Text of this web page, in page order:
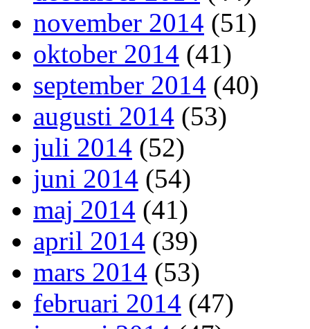
november 2014 (51)
oktober 2014 (41)
september 2014 (40)
augusti 2014 (53)
juli 2014 (52)
juni 2014 (54)
maj 2014 (41)
april 2014 (39)
mars 2014 (53)
februari 2014 (47)